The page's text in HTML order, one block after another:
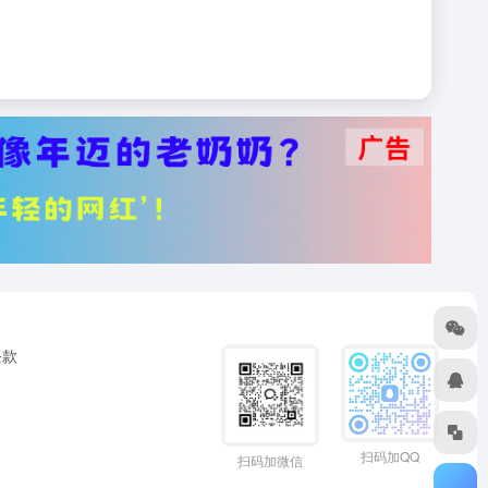
扫码加微信 扫码加QQ